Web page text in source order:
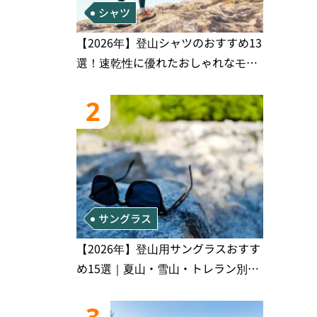
シャツ
【2026年】登山シャツのおすすめ13
選！速乾性に優れたおしゃれなモデ
2
サングラス
【2026年】登山用サングラスおすす
め15選｜夏山・雪山・トレラン別、